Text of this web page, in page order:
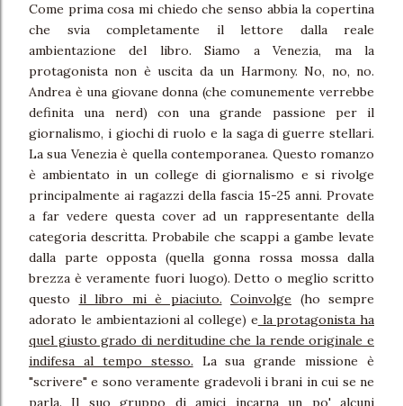
Come prima cosa mi chiedo che senso abbia la copertina
che svia completamente il lettore dalla reale
ambientazione del libro. Siamo a Venezia, ma la
protagonista non è uscita da un Harmony. No, no, no.
Andrea è una giovane donna (che comunemente verrebbe
definita una nerd) con una grande passione per il
giornalismo, i giochi di ruolo e la saga di guerre stellari.
La sua Venezia è quella contemporanea. Questo romanzo
è ambientato in un college di giornalismo e si rivolge
principalmente ai ragazzi della fascia 15-25 anni. Provate
a far vedere questa cover ad un rappresentante della
categoria descritta. Probabile che scappi a gambe levate
dalla parte opposta (quella gonna rossa mossa dalla
brezza è veramente fuori luogo). Detto o meglio scritto
questo il libro mi è piaciuto. Coinvolge (ho sempre
adorato le ambientazioni al college) e la protagonista ha
quel giusto grado di nerditudine che la rende originale e
indifesa al tempo stesso. La sua grande missione è
"scrivere" e sono veramente gradevoli i brani in cui se ne